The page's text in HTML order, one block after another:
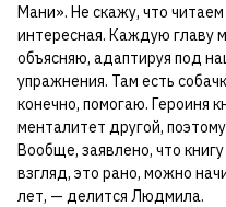
Мани». Не скажу, что
интересная. Каждую главу
объясняю, адаптируя под
упражнения. Там есть
конечно, помогаю. Героиня
менталитет другой,
Вообще, заявлено, что
взгляд, это рано, можно
лет, — делится Людмила.